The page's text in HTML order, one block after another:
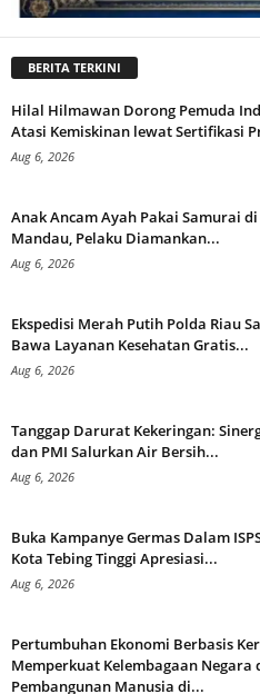
BERITA TERKINI
Hilal Hilmawan Dorong Pemuda
Atasi Kemiskinan lewat Sertifikasi
Aug 6, 2026
Anak Ancam Ayah Pakai Samurai
Mandau, Pelaku Diamankan...
Aug 6, 2026
Ekspedisi Merah Putih Polda Riau
Bawa Layanan Kesehatan Gratis...
Aug 6, 2026
Tanggap Darurat Kekeringan:
dan PMI Salurkan Air Bersih...
Aug 6, 2026
Buka Kampanye Germas Dalam
Kota Tebing Tinggi Apresiasi...
Aug 6, 2026
Pertumbuhan Ekonomi Berbasis
Memperkuat Kelembagaan Negara
Pembangunan Manusia di...